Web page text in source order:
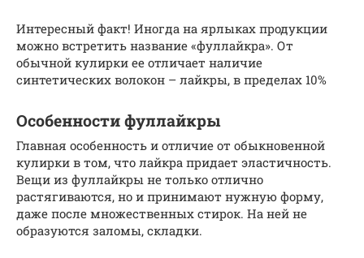
Интересный факт! Иногда на ярлыках продукции
можно встретить название «фуллайкра». От
обычной кулирки ее отличает наличие
синтетических волокон – лайкры, в пределах 10%
Особенности фуллайкры
Главная особенность и отличие от обыкновенной
кулирки в том, что лайкра придает эластичность.
Вещи из фуллайкры не только отлично
растягиваются, но и принимают нужную форму,
даже после множественных стирок. На ней не
образуются заломы, складки.